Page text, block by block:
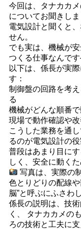
今回は、タナカカ
についてお聞きしま
電気設計と聞くと
せん。
でも実は、機械が
つくる仕事なんで
以下は、係長が実
す：
制御盤の回路を考
る
機械がどんな順番
現場で動作確認や改
こうした業務を通
るのが電気設計の役
普段はあまり目に
しく、安全に動く
写真は、実際の
色とりどりの配線
脳”と呼ぶにふさわ
係長の説明は、技
く、 タナカカメの
ろの技術と工夫に支